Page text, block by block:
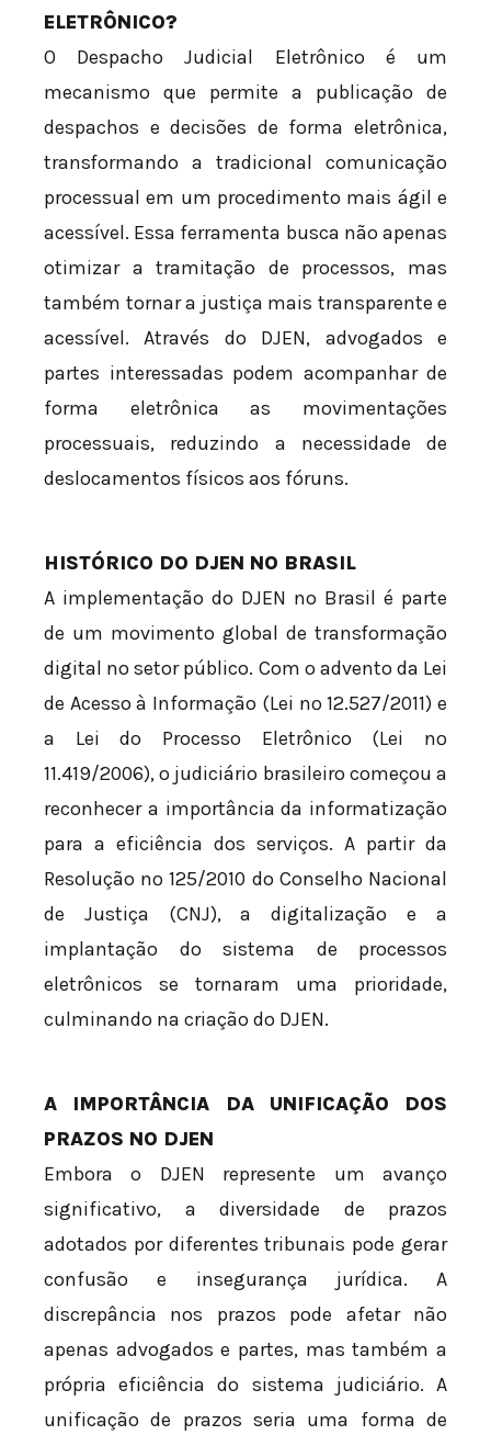
ELETRÔNICO?
O Despacho Judicial Eletrônico é um
mecanismo que permite a publicação de
despachos e decisões de forma eletrônica,
transformando a tradicional comunicação
processual em um procedimento mais ágil e
acessível. Essa ferramenta busca não apenas
otimizar a tramitação de processos, mas
também tornar a justiça mais transparente e
acessível. Através do DJEN, advogados e
partes interessadas podem acompanhar de
forma eletrônica as movimentações
processuais, reduzindo a necessidade de
deslocamentos físicos aos fóruns.
HISTÓRICO DO DJEN NO BRASIL
A implementação do DJEN no Brasil é parte
de um movimento global de transformação
digital no setor público. Com o advento da Lei
de Acesso à Informação (Lei nº 12.527/2011) e
a Lei do Processo Eletrônico (Lei nº
11.419/2006), o judiciário brasileiro começou a
reconhecer a importância da informatização
para a eficiência dos serviços. A partir da
Resolução nº 125/2010 do Conselho Nacional
de Justiça (CNJ), a digitalização e a
implantação do sistema de processos
eletrônicos se tornaram uma prioridade,
culminando na criação do DJEN.
A IMPORTÂNCIA DA UNIFICAÇÃO DOS
PRAZOS NO DJEN
Embora o DJEN represente um avanço
significativo, a diversidade de prazos
adotados por diferentes tribunais pode gerar
confusão e insegurança jurídica. A
discrepância nos prazos pode afetar não
apenas advogados e partes, mas também a
própria eficiência do sistema judiciário. A
unificação de prazos seria uma forma de